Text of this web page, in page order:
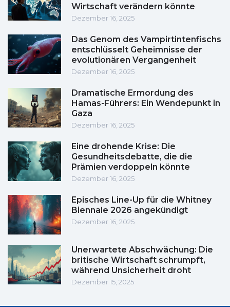
Wirtschaft verändern könnte
Dezember 16, 2025
Das Genom des Vampirtintenfischs
entschlüsselt Geheimnisse der
evolutionären Vergangenheit
Dezember 16, 2025
Dramatische Ermordung des
Hamas-Führers: Ein Wendepunkt in
Gaza
Dezember 16, 2025
Eine drohende Krise: Die
Gesundheitsdebatte, die die
Prämien verdoppeln könnte
Dezember 16, 2025
Episches Line-Up für die Whitney
Biennale 2026 angekündigt
Dezember 16, 2025
Unerwartete Abschwächung: Die
britische Wirtschaft schrumpft,
während Unsicherheit droht
Dezember 15, 2025